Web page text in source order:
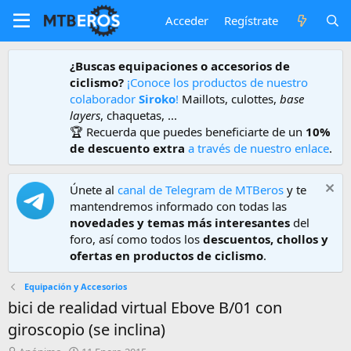
Acceder Regístrate
¿Buscas equipaciones o accesorios de
ciclismo? ¡Conoce los productos de nuestro
colaborador Siroko! Maillots, culottes, base
layers, chaquetas, ...
🏆 Recuerda que puedes beneficiarte de un 10%
de descuento extra a través de nuestro enlace.
Únete al canal de Telegram de MTBeros y te
mantendremos informado con todas las
novedades y temas más interesantes del
foro, así como todos los descuentos, chollos y
ofertas en productos de ciclismo.
Equipación y Accesorios
bici de realidad virtual Ebove B/01 con
giroscopio (se inclina)